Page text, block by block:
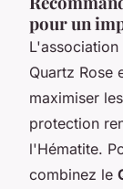
pour un
Quartz Rose
maximiser
protection
l'Hématite.
combinez le